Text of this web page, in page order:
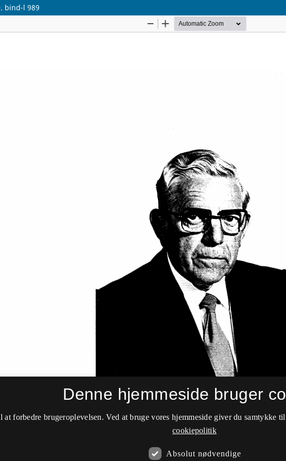
bind-l 989
Denne hjemmeside bruger
at forbedre brugeroplevelsen. Ved at bruge vores hjemmeside giver du samtykke
cookiepolitik
Absolut nødvendige